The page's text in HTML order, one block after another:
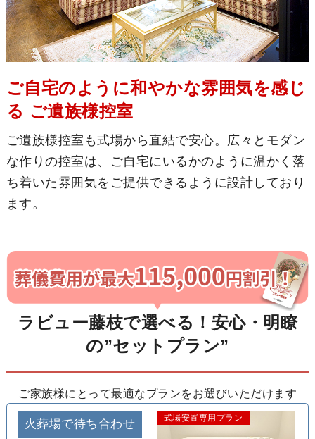
ご自宅のように和やかな雰囲気を感じ
る ご遺族様控室
ご遺族様控室も式場から直結で安心。広々とモダン
な作りの控室は、ご自宅にいるかのように温かく落
ち着いた雰囲気をご提供できるように設計しており
ます。
ラビュー藤枝で選べる！安心・明瞭
の”セットプラン”
ご家族様にとって最適なプランをお選びいただけます
火葬場で待ち合わせ 式場安置専用プラン